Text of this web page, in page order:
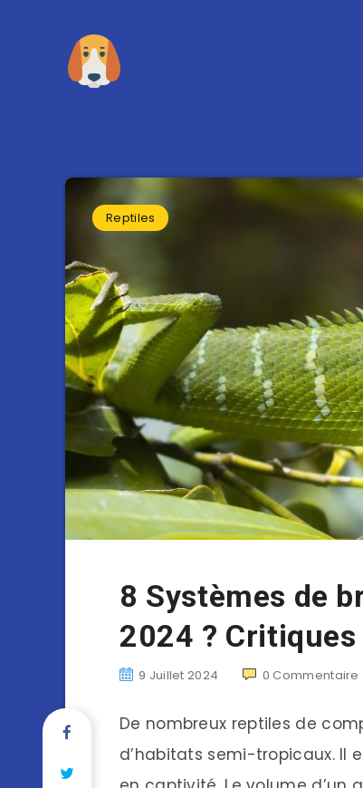
Reptiles
8 Systèmes de
2024 ? Critiques
9 Juillet 2024 0 Commentaire
De nombreux reptiles de
d’habitats semi-tropicaux. Il